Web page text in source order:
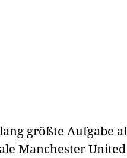
größte Aufgabe
Manchester